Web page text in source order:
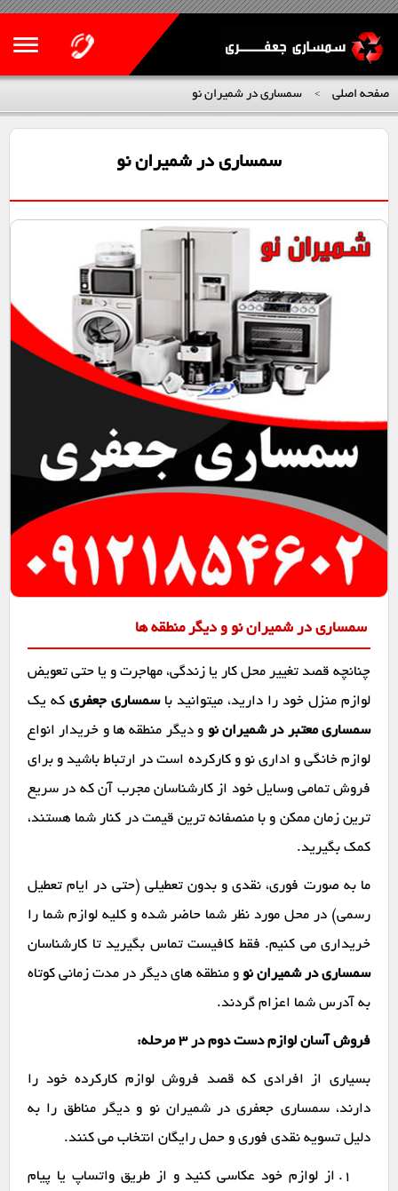
صفحه اصلی > سمساری در شمیران نو
سمساری در شمیران نو
سمساری در شمیران نو و دیگر منطقه ها
چنانچه قصد تغییر محل کار یا زندگی، مهاجرت و یا حتی تعویض
لوازم منزل خود را دارید، میتوانید باسمساری جعفری که یک
سمساری معتبر در شمیران نو و دیگر منطقه ها و خریدار انواع
لوازم خانگی و اداری نو و کارکرده است در ارتباط باشید و برای
فروش تمامی وسایل خود از کارشناسان مجرب آن که در سریع
ترین زمان ممکن و با منصفانه ترین قیمت در کنار شما هستند،
کمک بگیرید.
ما به صورت فوری، نقدی و بدون تعطیلی (حتی در ایام تعطیل
رسمی) در محل مورد نظر شما حاضر شده و کلیه لوازم شما را
خریداری می کنیم. فقط کافیست تماس بگیرید تا کارشناسان
سمساری در شمیران نو و منطقه های دیگر در مدت زمانی کوتاه
به آدرس شما اعزام گردند.
فروش آسان لوازم دست دوم در ۳ مرحله:
بسیاری از افرادی که قصد فروش لوازم کارکرده خود را
دارند، سمساری جعفری در شمیران نو و دیگر مناطق را به
دلیل تسویه نقدی فوری و حمل رایگان انتخاب می کنند.
از لوازم خود عکاسی کنید و از طریق واتساپ یا پیام